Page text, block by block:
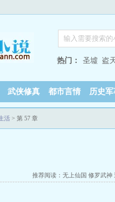
热门： 圣墟 盗
武侠修真 都市言情 历史
活 > 第 57 章
推荐阅读： 无上仙国 修罗武神